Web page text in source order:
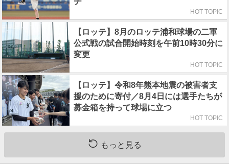
HOT TOPIC
【ロッテ】8月のロッテ浦和球場の二軍
公式戦の試合開始時刻を午前10時30分に
変更
HOT TOPIC
【ロッテ】令和8年熊本地震の被害者支
援のために寄付／8月4日には選手たちが
募金箱を持って球場に立つ
HOT TOPIC
もっと見る